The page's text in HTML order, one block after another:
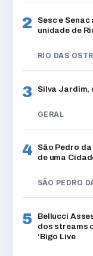
2
Sesc e
unidade de
RIO DAS
3 Silva Jardim,
GERAL
4
São Pedro
de uma
SÃO PEDRO
5
Bellucci
dos streams
‘Bigo Live